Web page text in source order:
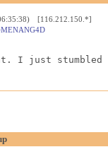
[116.212.150.*]
I just